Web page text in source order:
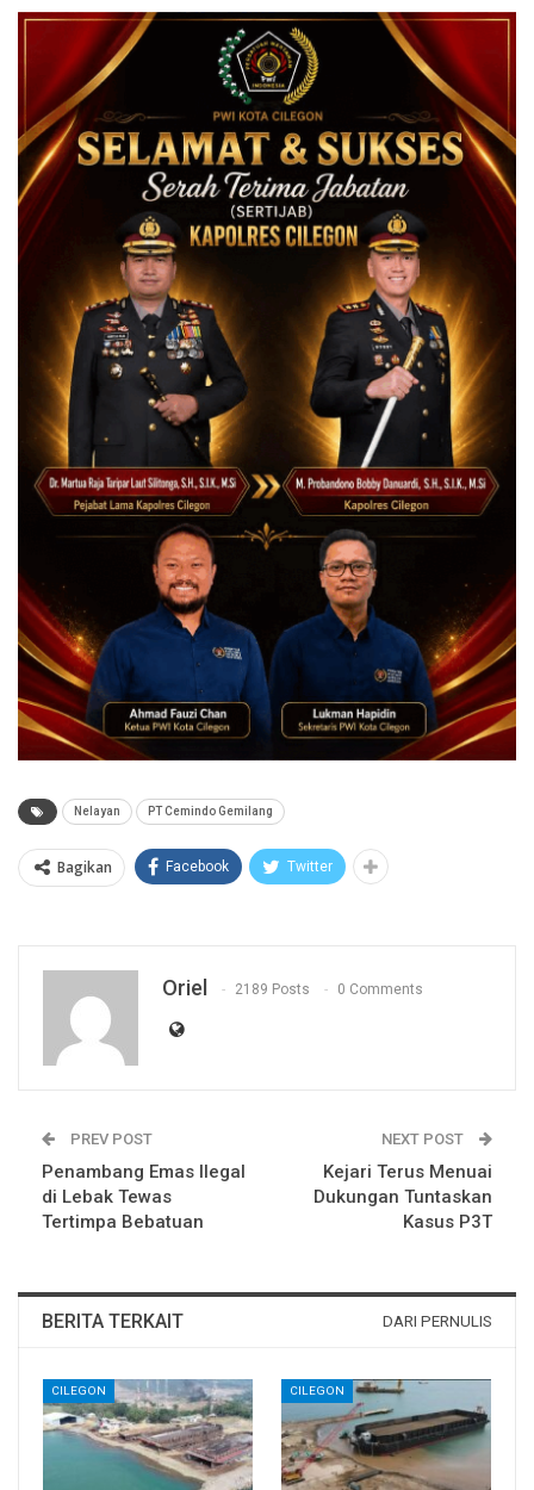
Nelayan PT Cemindo Gemilang
Bagikan Facebook Twitter
Oriel 2189 Posts 0 Comments
PREV POST
Penambang Emas Ilegal
di Lebak Tewas
Tertimpa Bebatuan
NEXT POST
Kejari Terus Menuai
Dukungan Tuntaskan
Kasus P3T
BERITA TERKAIT DARI PERNULIS
CILEGON CILEGON